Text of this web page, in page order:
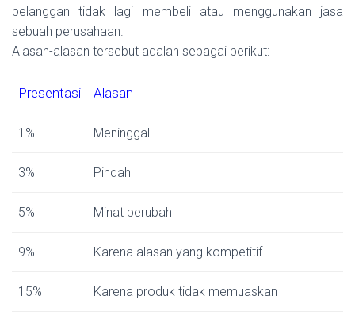
pelanggan tidak lagi membeli atau menggunakan jasa
sebuah perusahaan.
Alasan-alasan tersebut adalah sebagai berikut:
Presentasi Alasan
1% Meninggal
3% Pindah
5% Minat berubah
9% Karena alasan yang kompetitif
15% Karena produk tidak memuaskan